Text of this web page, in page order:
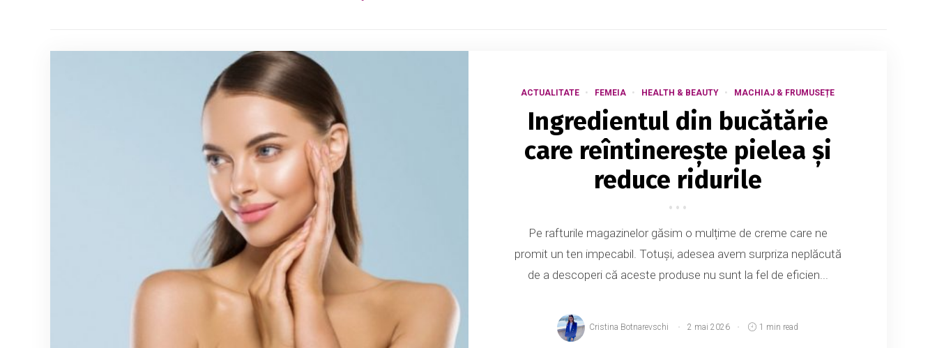
ACTUALITATE FEMEIA HEALTH & BEAUTY MACHIAJ & FRUMUSEȚE
Ingredientul din bucătărie
care reîntinerește pielea și
reduce ridurile
Pe rafturile magazinelor găsim o mulțime de creme care ne
promit un ten impecabil. Totuși, adesea avem surpriza neplăcută
de a descoperi că aceste produse nu sunt la fel de eficien...
Cristina Botnarevschi 2 mai 2026 1 min read